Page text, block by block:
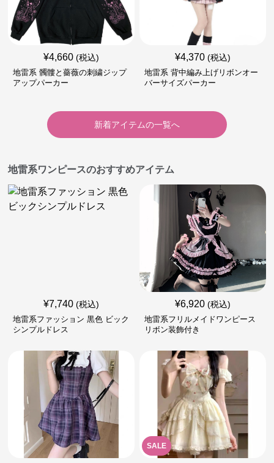
¥4,660 (税込)
地雷系 髑髏と薔薇の刺繍ジップ
アップパーカー
¥4,370 (税込)
地雷系 背中編み上げリボンオー
バーサイズパーカー
新着アイテムの一覧へ
地雷系ワンピースのおすすめアイテム
¥7,740 (税込)
地雷系ファッション 黒色 ビック
シンプルドレス
¥6,920 (税込)
地雷系フリルメイドワンピース
リボン装飾付き
SALE